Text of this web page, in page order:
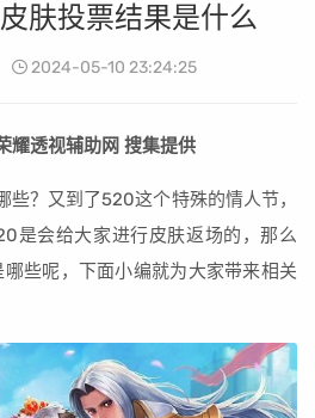
肤投票结果是什么
2024-05-10 23:24:25
耀透视辅助网 搜集提供
？又到了520这个特殊的情人节，
是会给大家进行皮肤返场的，那么
些呢，下面小编就为大家带来相关